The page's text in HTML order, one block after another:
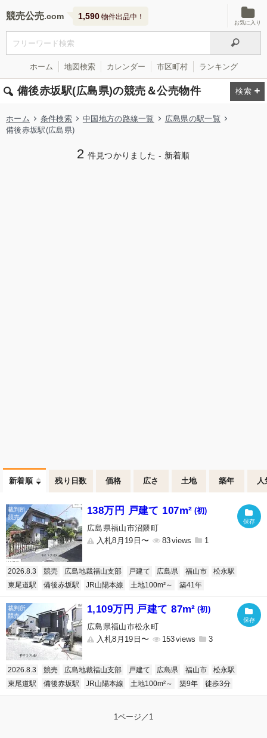
競売公売 1,590 物件出品中！
お気に入り
ホーム 地図検索 カレンダー 市区町村 ランキング
備後赤坂駅(広島県)の競売＆公売物件
ホーム 条件検索 中国地方の路線一覧
広島県の駅一覧
備後赤坂駅(広島県)
2 件見つかりました - 新着順
新着順 残り日数 価格 広さ 土地 築年 人
138万円 戸建て 107m² (初)
広島県福山市沼隈町
入札8月19日〜
83 1
2026.8.3 競売 広島地裁福山支部 戸建て 広島県 福山市
松永駅
東尾道駅
備後赤坂駅 JR山陽本線 土地100m²～ 築41年
1,109万円 戸建て 87m² (初)
広島県福山市松永町
入札8月19日〜
153 3
2026.8.3 競売 広島地裁福山支部 戸建て 広島県 福山市
松永駅
東尾道駅
備後赤坂駅 JR山陽本線 土地100m²～ 築9年 徒歩3分
1ページ／1